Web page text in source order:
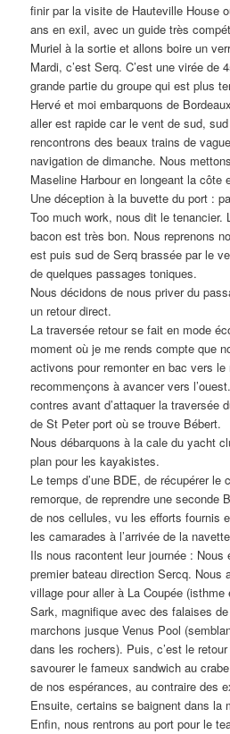
finir par la visite de Hauteville House
ans en exil, avec un guide très
Muriel à la sortie et allons boire un
Mardi, c’est Serq. C’est une virée de
grande partie du groupe qui est plus
Hervé et moi embarquons de
aller est rapide car le vent de sud,
rencontrons des beaux trains de
navigation de dimanche. Nous
Maseline Harbour en longeant la côte
Une déception à la buvette du port :
Too much work, nous dit le tenancier.
bacon est très bon. Nous reprenons
est puis sud de Serq brassée par le
de quelques passages toniques.
Nous décidons de nous priver du
un retour direct.
La traversée retour se fait en mode
moment où je me rends compte que
activons pour remonter en bac vers le
recommençons à avancer vers
contres avant d’attaquer la traversée
de St Peter port où se trouve Bébert.
Nous débarquons à la cale du yacht
plan pour les kayakistes.
Le temps d’une BDE, de récupérer le
remorque, de reprendre une seconde
de nos cellules, vu les efforts fournis
les camarades à l’arrivée de la
Ils nous racontent leur journée : Nous
premier bateau direction Sercq. Nous
village pour aller à La Coupée
Sark, magnifique avec des falaises
marchons jusque Venus Pool
dans les rochers). Puis, c’est le
savourer le fameux sandwich au
de nos espérances, au contraire des
Ensuite, certains se baignent dans la
Enfin, nous rentrons au port pour le